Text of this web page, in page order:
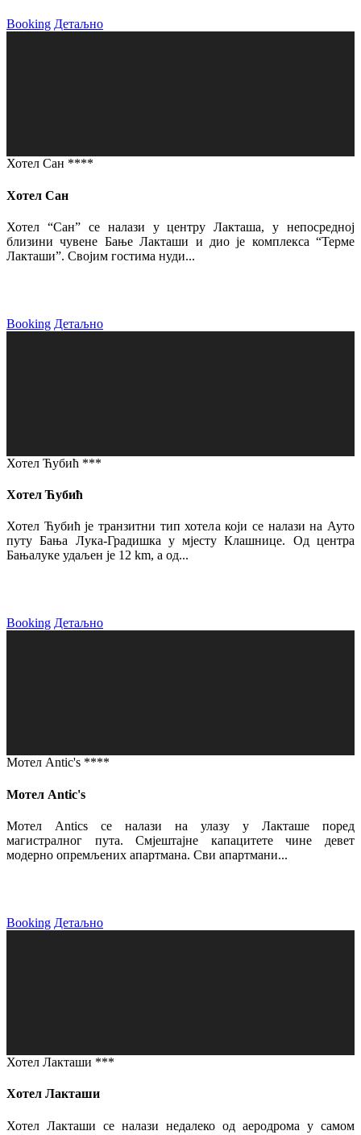
Booking Детаљно
Хотел Сан ****
Хотел Сан
Хотел “Сан” се налази у центру Лакташа, у непосредној
близини чувене Бање Лакташи и дио је комплекса “Терме
Лакташи”. Својим гостима нуди...
Booking Детаљно
Хотел Ћубић ***
Хотел Ћубић
Хотел Ћубић је транзитни тип хотела који се налази на Ауто
путу Бања Лука-Градишка у мјесту Клашнице. Од центра
Бањалуке удаљен је 12 km, а од...
Booking Детаљно
Мотел Antic's ****
Мотел Antic's
Мотел Antics се налази на улазу у Лакташе поред
магистралног пута. Смјештајне капацитете чине девет
модерно опремљених апартмана. Сви апартмани...
Booking Детаљно
Хотел Лакташи ***
Хотел Лакташи
Хотел Лакташи се налази недалеко од аеродрома у самом